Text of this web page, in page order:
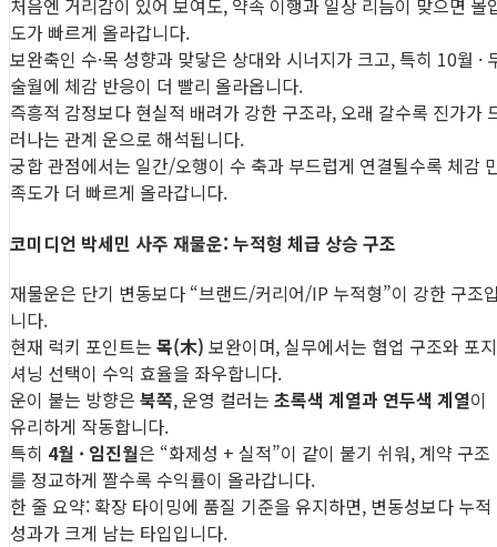
처음엔 거리감이 있어 보여도, 약속 이행과 일상 리듬이 맞으면 몰
도가 빠르게 올라갑니다.
보완축인 수·목 성향과 맞닿은 상대와 시너지가 크고, 특히 10월 ·
술월에 체감 반응이 더 빨리 올라옵니다.
즉흥적 감정보다 현실적 배려가 강한 구조라, 오래 갈수록 진가가
러나는 관계 운으로 해석됩니다.
궁합 관점에서는 일간/오행이 수 축과 부드럽게 연결될수록 체감
족도가 더 빠르게 올라갑니다.
코미디언 박세민 사주 재물운: 누적형 체급 상승 구조
재물운은 단기 변동보다 “브랜드/커리어/IP 누적형”이 강한 구조
니다.
현재 럭키 포인트는 목(木) 보완이며, 실무에서는 협업 구조와 포지
셔닝 선택이 수익 효율을 좌우합니다.
운이 붙는 방향은 북쪽, 운영 컬러는 초록색 계열과 연두색 계열이
유리하게 작동합니다.
특히 4월 · 임진월은 “화제성 + 실적”이 같이 붙기 쉬워, 계약 구조
를 정교하게 짤수록 수익률이 올라갑니다.
한 줄 요약: 확장 타이밍에 품질 기준을 유지하면, 변동성보다 누적
성과가 크게 남는 타입입니다.